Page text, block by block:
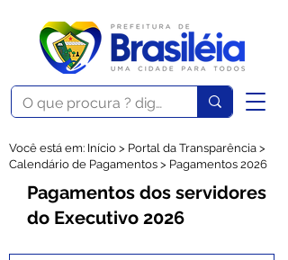
Você está em: Início > Portal da Transparência >
Calendário de Pagamentos > Pagamentos 2026
Pagamentos dos servidores
do Executivo 2026